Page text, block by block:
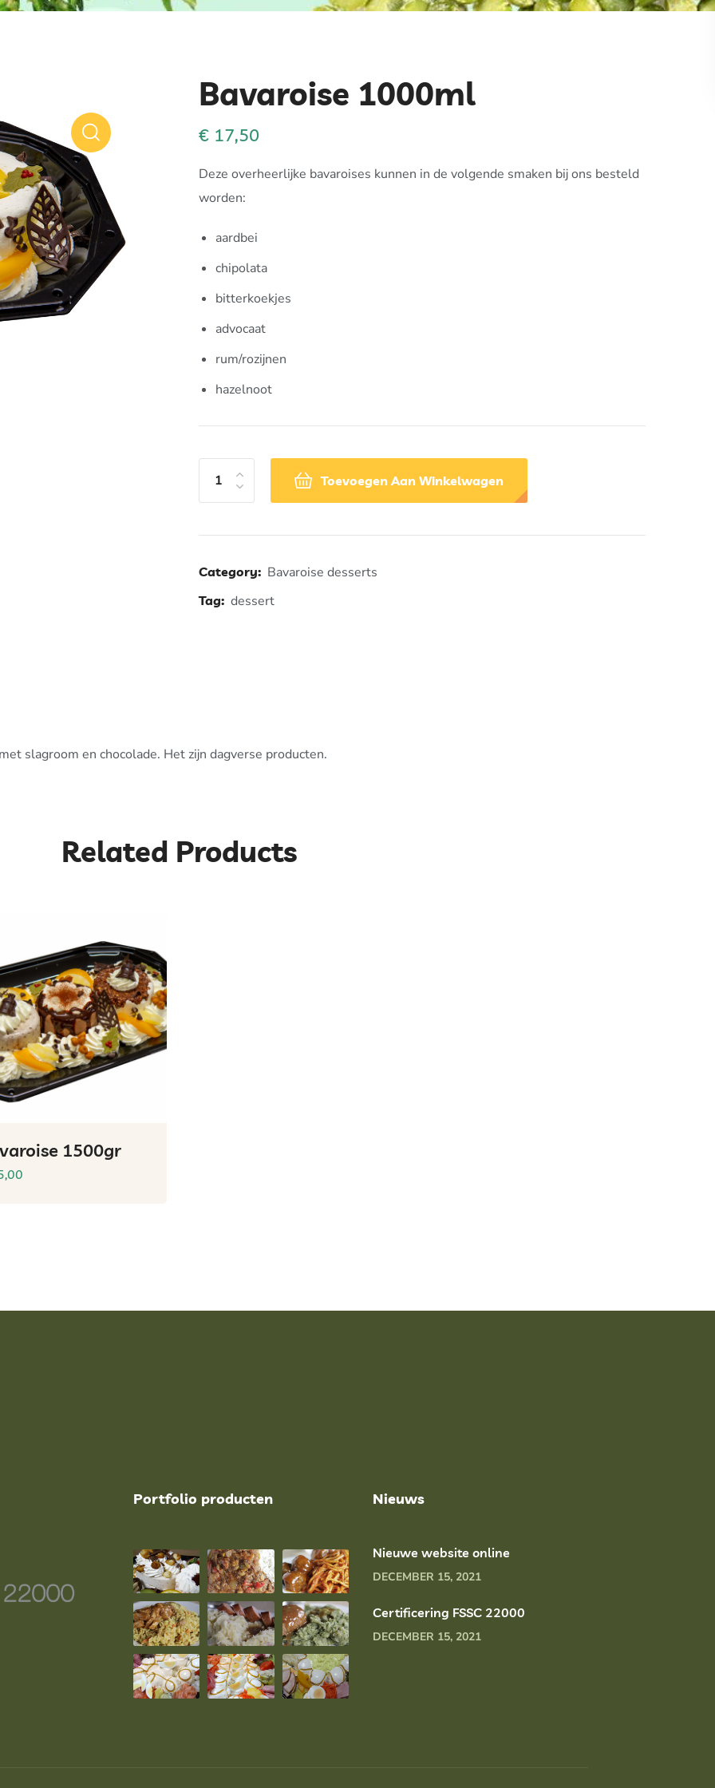
Bavaroise 1000ml
€ 17,50
Deze overheerlijke bavaroises kunnen in de volgende smaken bij ons besteld
worden:
aardbei
chipolata
bitterkoekjes
advocaat
rum/rozijnen
hazelnoot
Category: Bavaroise desserts
Tag: dessert
Toevoegen Aan Winkelwagen
slagroom en chocolade. Het zijn dagverse producten.
Related Products
1500gr
Portfolio producten Nieuws
Nieuwe website online
DECEMBER 15, 2021
Certificering FSSC 22000
DECEMBER 15, 2021